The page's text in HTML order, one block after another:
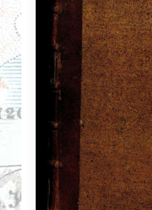
Контакты
Партнеры